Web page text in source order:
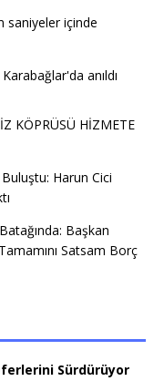
saniyeler içinde
anıldı
KÖPRÜSÜ HİZMETE
Harun Cici
Başkan
Tamamını Satsam Borç
Sürdürüyor